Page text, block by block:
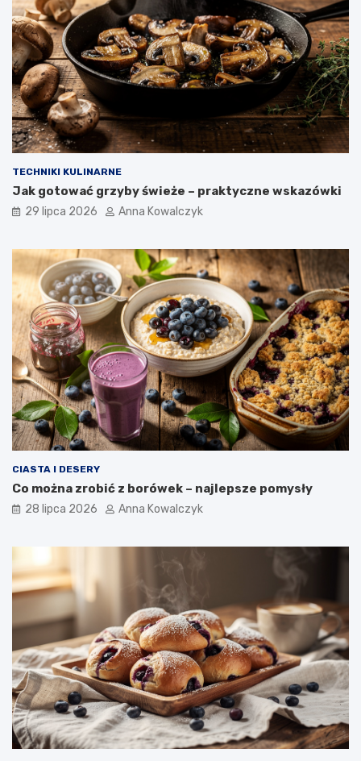
TECHNIKI KULINARNE
Jak gotować grzyby świeże – praktyczne wskazówki
29 lipca 2026 Anna Kowalczyk
CIASTA I DESERY
Co można zrobić z borówek – najlepsze pomysły
28 lipca 2026 Anna Kowalczyk